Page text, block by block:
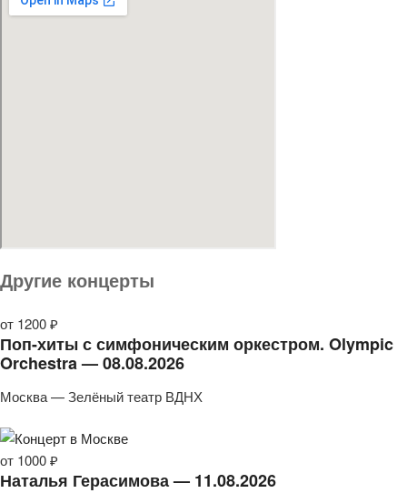
Другие концерты
от 1200 ₽
Поп-хиты с симфоническим оркестром. Olympic
Orchestra — 08.08.2026
Москва — Зелёный театр ВДНХ
от 1000 ₽
Наталья Герасимова — 11.08.2026